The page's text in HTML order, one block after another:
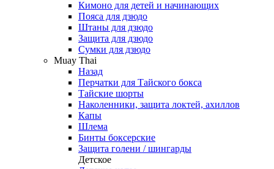
Кимоно для детей и начинающих
Пояса для дзюдо
Штаны для дзюдо
Защита для дзюдо
Сумки для дзюдо
Muay Thai
Назад
Перчатки для Тайского бокса
Тайские шорты
Наколенники, защита локтей, ахиллов
Капы
Шлема
Бинты боксерские
Защита голени / шингарды
Детское